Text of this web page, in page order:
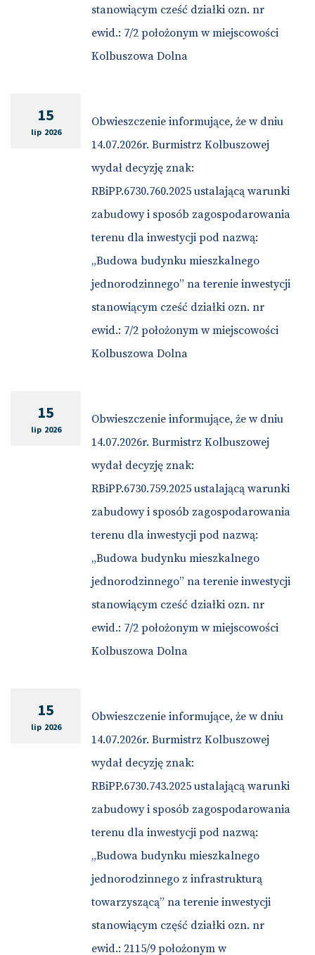
stanowiącym cześć działki ozn. nr
ewid.: 7/2 położonym w miejscowości
Kolbuszowa Dolna
15
lip 2026
Obwieszczenie informujące, że w dniu
14.07.2026r. Burmistrz Kolbuszowej
wydał decyzję znak:
RBiPP.6730.760.2025 ustalającą warunki
zabudowy i sposób zagospodarowania
terenu dla inwestycji pod nazwą:
„Budowa budynku mieszkalnego
jednorodzinnego” na terenie inwestycji
stanowiącym cześć działki ozn. nr
ewid.: 7/2 położonym w miejscowości
Kolbuszowa Dolna
15
lip 2026
Obwieszczenie informujące, że w dniu
14.07.2026r. Burmistrz Kolbuszowej
wydał decyzję znak:
RBiPP.6730.759.2025 ustalającą warunki
zabudowy i sposób zagospodarowania
terenu dla inwestycji pod nazwą:
„Budowa budynku mieszkalnego
jednorodzinnego” na terenie inwestycji
stanowiącym cześć działki ozn. nr
ewid.: 7/2 położonym w miejscowości
Kolbuszowa Dolna
15
lip 2026
Obwieszczenie informujące, że w dniu
14.07.2026r. Burmistrz Kolbuszowej
wydał decyzję znak:
RBiPP.6730.743.2025 ustalającą warunki
zabudowy i sposób zagospodarowania
terenu dla inwestycji pod nazwą:
„Budowa budynku mieszkalnego
jednorodzinnego z infrastrukturą
towarzyszącą” na terenie inwestycji
stanowiącym część działki ozn. nr
ewid.: 2115/9 położonym w